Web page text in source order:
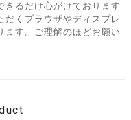
きるだけ心がけております
だくブラウザやディスプレ
ます。ご理解のほどお願い